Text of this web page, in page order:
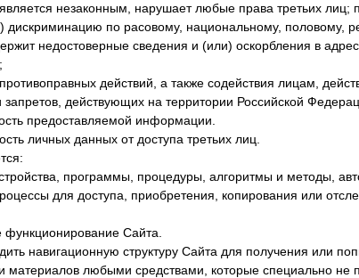
является незаконным, нарушает любые права третьих лиц;
дискриминацию по расовому, национальному, половому,
недостоверные сведения и (или) оскорбления в адрес
действий, а также содействия лицам,
действующих на территории Российской
предоставляемой информации.
личных данных от доступа третьих лиц.
программы, процедуры, алгоритмы и методы,
для доступа, приобретения, копирования или
Сайта.
навигационную структуру Сайта для получения или
материалов любыми средствами, которые специально не